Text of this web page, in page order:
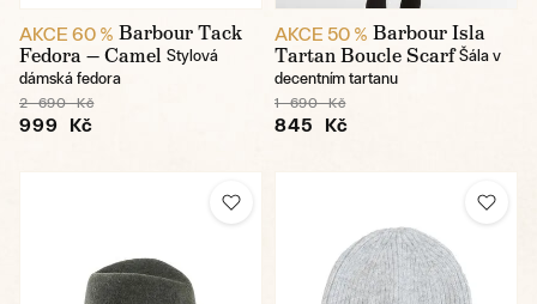
AKCE 60 % Barbour Tack
Fedora — Camel Stylová
dámská fedora
2 690 Kč
999 Kč
AKCE 50 % Barbour Isla
Tartan Boucle Scarf Šála v
decentním tartanu
1 690 Kč
845 Kč